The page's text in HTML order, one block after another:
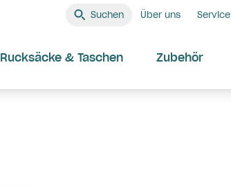
Suchen Über uns Service
Rucksäcke & Taschen Zubehör